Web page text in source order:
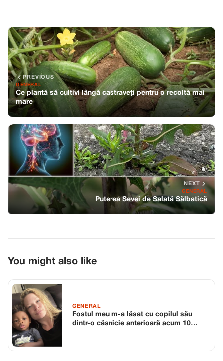
PREVIOUS
GENERAL
Ce plantă să cultivi lângă castraveți pentru o recoltă mai
mare
NEXT
GENERAL
Puterea Sevei de Salată Sălbatică
You might also like
GENERAL
Fostul meu m-a lăsat cu copilul său
dintr-o căsnicie anterioară acum 10